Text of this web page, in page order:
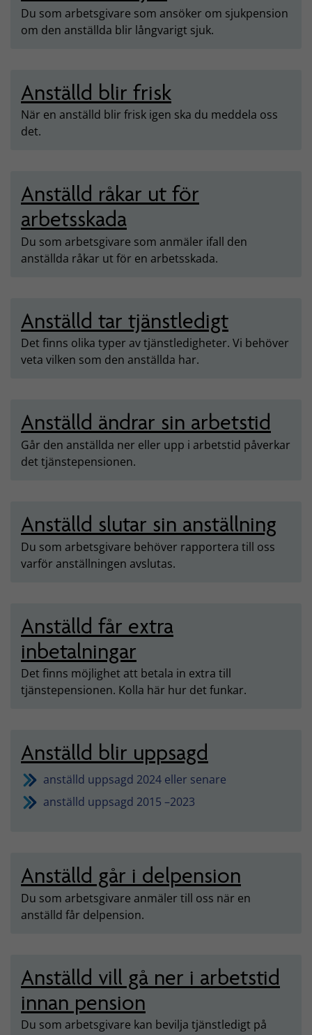
Du som arbetsgivare som ansöker om sjukpension
om den anställda blir långvarigt sjuk.
Anställd blir frisk
När en anställd blir frisk igen ska du meddela oss
det.
Anställd råkar ut för
arbetsskada
Du som arbetsgivare som anmäler ifall den
anställda råkar ut för en arbetsskada.
Anställd tar tjänstledigt
Det finns olika typer av tjänstledigheter. Vi behöver
veta vilken som den anställda har.
Anställd ändrar sin arbetstid
Går den anställda ner eller upp i arbetstid påverkar
det tjänstepensionen.
Anställd slutar sin anställning
Du som arbetsgivare behöver rapportera till oss
varför anställningen avslutas.
Anställd får extra
inbetalningar
Det finns möjlighet att betala in extra till
tjänstepensionen. Kolla här hur det funkar.
Anställd blir uppsagd
anställd uppsagd 2024 eller senare
anställd uppsagd 2015 –2023
Anställd går i delpension
Du som arbetsgivare anmäler till oss när en
anställd får delpension.
Anställd vill gå ner i arbetstid
innan pension
Du som arbetsgivare kan bevilja tjänstledigt på